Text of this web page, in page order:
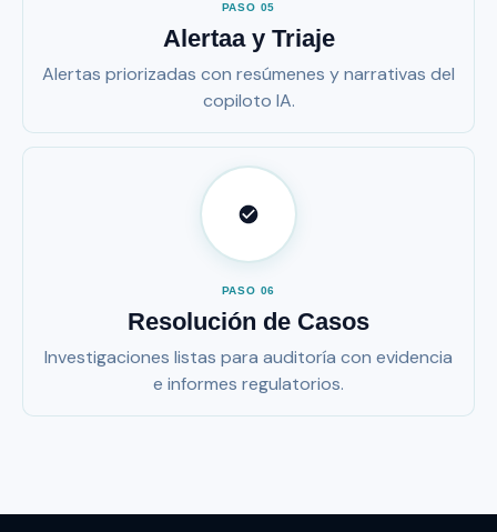
PASO 05
Alertaa y Triaje
Alertas priorizadas con resúmenes y narrativas del
copiloto IA.
PASO 06
Resolución de Casos
Investigaciones listas para auditoría con evidencia
e informes regulatorios.